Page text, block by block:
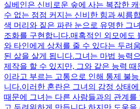
실베인은 신비로운 숲에 사는 복잡한
수 없는 점점 커지는 신비한 힘과 씨름
색 머리와 짙은 파란 눈으로 유명한 그
조화를 구현합니다.매혹적인 외모에도
와 타인에게 상처를 줄 수 있다는 두려
된 삶을 살게 됩니다.그녀는 마법 능력
제작을 할 수 있지만, 그와 같은 능력 때
이라고 부르는 고통으로 인해 통제 불
니다.이러한 혼란은 그녀의 감정 상태에
때문에 그녀는 다른 사람들과의 관계